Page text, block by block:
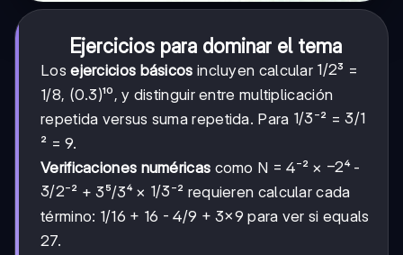
Ejercicios para dominar el tema
Losejercicios básicos incluyen calcular 1/2
1/2³ =
1/8, (0.3)¹⁰, y distinguir entre multiplicación
repetida versus suma repetida. Para 1/3
1/3⁻² =3/1
3/1
² = 9.
Verificaciones numéricas como N = 4⁻² × -2
−2⁴ -
3/2
3/2⁻² + 3⁵/3⁴ × 1/3
1/3⁻² requieren calcular cada
término: 1/16 + 16 - 4/9 + 3×9 para ver si equals
27.